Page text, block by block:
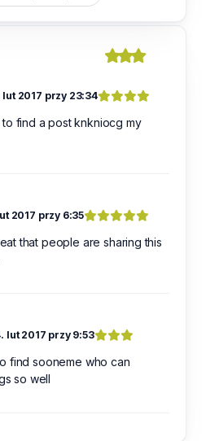
lut 2017 przy 23:34
to find a post knkniocg my
2017 przy 6:35
that people are sharing this
lut 2017 przy 9:53
find sooneme who can
so well